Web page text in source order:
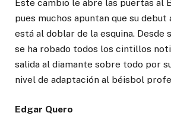
Este cambio le abre las puertas al
pues muchos apuntan que su
está al doblar de la esquina. Desde
se ha robado todos los cintillos
salida al diamante sobre todo por
nivel de adaptación al béisbol
Edgar Quero